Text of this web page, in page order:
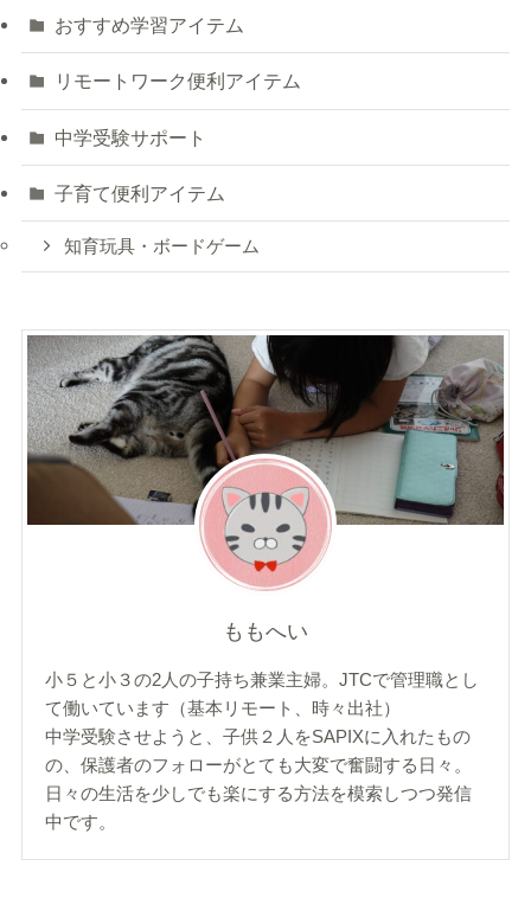
おすすめ学習アイテム
リモートワーク便利アイテム
中学受験サポート
子育て便利アイテム
知育玩具・ボードゲーム
ももへい
小５と小３の2人の子持ち兼業主婦。JTCで管理職とし
て働いています（基本リモート、時々出社）
中学受験させようと、子供２人をSAPIXに入れたもの
の、保護者のフォローがとても大変で奮闘する日々。
日々の生活を少しでも楽にする方法を模索しつつ発信
中です。